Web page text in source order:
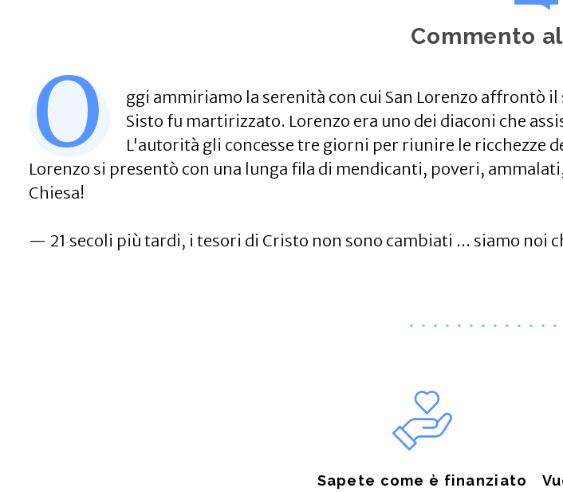
Commento
O
ggi ammiriamo la serenità con cui San Lorenzo affrontò
Sisto fu martirizzato. Lorenzo era uno dei diaconi che
L'autorità gli concesse tre giorni per riunire le ricchezze
Lorenzo si presentò con una lunga fila di mendicanti, poveri,
Chiesa!
— 21 secoli più tardi, i tesori di Cristo non sono cambiati ... siamo noi
Sapete come è finanziato